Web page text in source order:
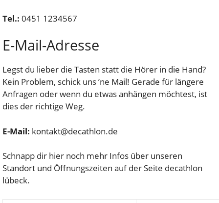
Tel.: 0451 1234567
E-Mail-Adresse
Legst du lieber die Tasten statt die Hörer in die Hand?
Kein Problem, schick uns ’ne Mail! Gerade für längere
Anfragen oder wenn du etwas anhängen möchtest, ist
dies der richtige Weg.
E-Mail: kontakt@decathlon.de
Schnapp dir hier noch mehr Infos über unseren
Standort und Öffnungszeiten auf der Seite decathlon
lübeck.